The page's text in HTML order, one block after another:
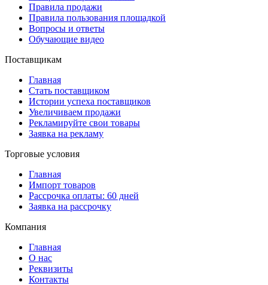
Правила продажи
Правила пользования площадкой
Вопросы и ответы
Обучающие видео
Поставщикам
Главная
Стать поставщиком
Истории успеха поставщиков
Увеличиваем продажи
Рекламируйте свои товары
Заявка на рекламу
Торговые условия
Главная
Импорт товаров
Рассрочка оплаты: 60 дней
Заявка на рассрочку
Компания
Главная
О нас
Реквизиты
Контакты